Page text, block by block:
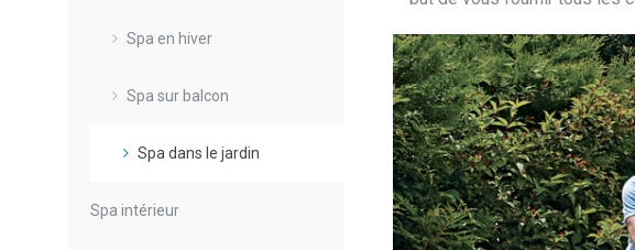
Spa en hiver
Spa sur balcon
Spa dans le jardin
Spa intérieur